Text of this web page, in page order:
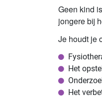
Geen kind
jongere bij
Je houdt je
Het
Het